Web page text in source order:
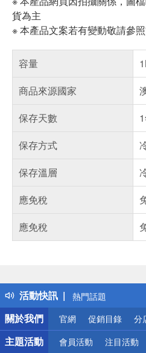
貨為主
※ 本產品文案若有變動敬請參
容量
商品來源國家
保存天數
保存方式
保存溫層
應免稅
應免稅
活動快訊
得獎公告
熱門話題
銀行優惠
偏遠地區配送
詐騙網頁！請小心
關於我們
官網 促銷目錄 分
主題活動 會員活動 注目活動